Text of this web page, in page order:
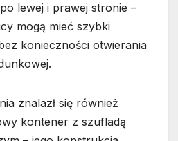
lewej i prawej stronie –
mogą mieć szybki
konieczności otwierania
znalazł się również
kontener z szufladą